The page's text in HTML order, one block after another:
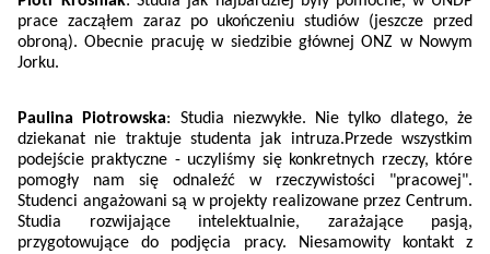
prace zacząłem zaraz po ukończeniu studiów (jeszcze przed
obroną). Obecnie pracuję w siedzibie głównej ONZ w Nowym
Jorku.
Paulina Piotrowska: Studia niezwykłe. Nie tylko dlatego, że
dziekanat nie traktuje studenta jak intruza.Przede wszystkim
podejście praktyczne - uczyliśmy się konkretnych rzeczy, które
pomogły nam się odnaleźć w rzeczywistości "pracowej".
Studenci angażowani są w projekty realizowane przez Centrum.
Studia rozwijające intelektualnie, zarażające pasją,
przygotowujące do podjęcia pracy. Niesamowity kontakt z